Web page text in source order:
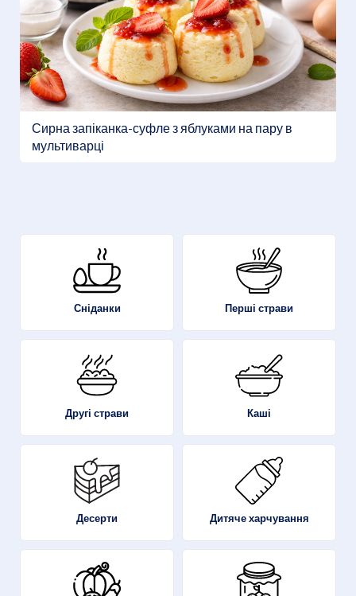
Сирна запіканка-суфле з яблуками на пару в
мультиварці
Сніданки Перші страви
Другі страви Каші
Десерти Дитяче харчування